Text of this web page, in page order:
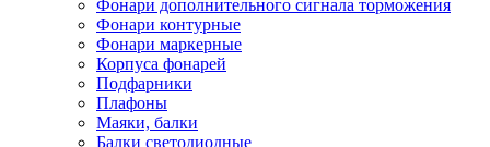
Фонари дополнительного сигнала торможения
Фонари контурные
Фонари маркерные
Корпуса фонарей
Подфарники
Плафоны
Маяки, балки
Балки светодиодные